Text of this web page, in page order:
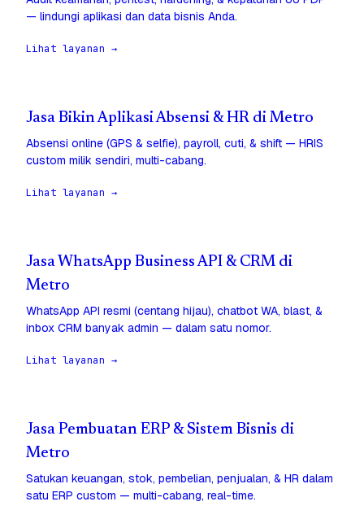
— lindungi aplikasi dan data bisnis Anda.
Lihat layanan →
Jasa Bikin Aplikasi Absensi & HR di Metro
Absensi online (GPS & selfie), payroll, cuti, & shift — HRIS
custom milik sendiri, multi-cabang.
Lihat layanan →
Jasa WhatsApp Business API & CRM di
Metro
WhatsApp API resmi (centang hijau), chatbot WA, blast, &
inbox CRM banyak admin — dalam satu nomor.
Lihat layanan →
Jasa Pembuatan ERP & Sistem Bisnis di
Metro
Satukan keuangan, stok, pembelian, penjualan, & HR dalam
satu ERP custom — multi-cabang, real-time.